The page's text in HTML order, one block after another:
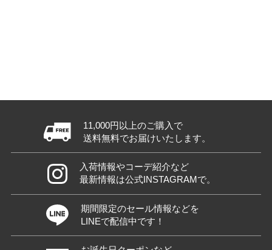
11,000円以上のご購入で
送料無料でお届けいたします。
入荷情報やコーデ紹介など
最新情報は公式INSTAGRAMで。
期間限定のセール情報などを
LINEで配信中です！